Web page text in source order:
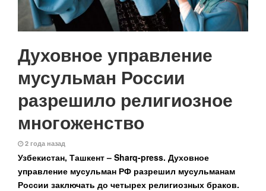
Духовное управление
мусульман России
разрешило религиозное
многоженство
2 года назад
Узбекистан, Ташкент – Sharq-press. Духовное
управление мусульман РФ разрешил мусульманам
России заключать до четырех религиозных браков.